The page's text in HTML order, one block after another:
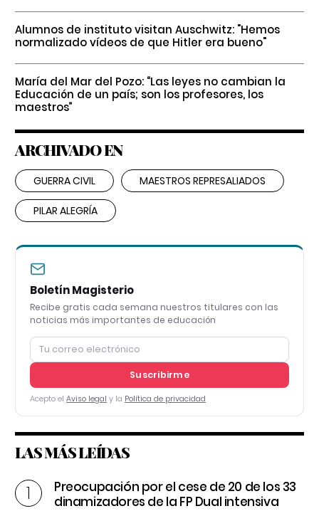
Alumnos de instituto visitan Auschwitz: "Hemos
normalizado vídeos de que Hitler era bueno"
María del Mar del Pozo: “Las leyes no cambian la
Educación de un país; son los profesores, los
maestros”
ARCHIVADO EN
GUERRA CIVIL MAESTROS REPRESALIADOS
PILAR ALEGRÍA
Boletín Magisterio
Recibe gratis cada semana nuestros titulares con las
noticias más importantes de educación
Suscribirme
Acepto el Aviso legal y la Política de privacidad
LAS MÁS LEÍDAS
Preocupación por el cese de 20 de los 33
dinamizadores de la FP Dual intensiva